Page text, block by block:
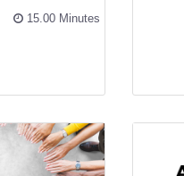
15.00 Minutes